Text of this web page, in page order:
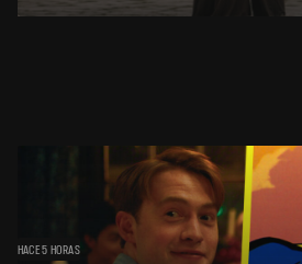
HACE 5 HORAS